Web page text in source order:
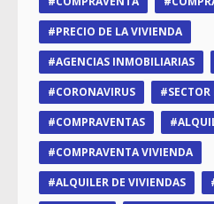
PRECIO DE LA VIVIENDA
AGENCIAS INMOBILIARIAS
CORONAVIRUS
COMPRAVENTAS
COMPRAVENTA VIVIENDA
ALQUILER DE VIVIENDAS